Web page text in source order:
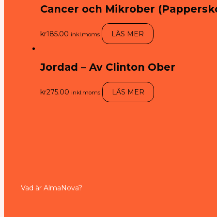
Cancer och Mikrober
kr185.00 inkl.moms LÄS MER
Jordad – Av Clinton Ober
kr275.00 inkl.moms LÄS MER
Vad är AlmaNova?